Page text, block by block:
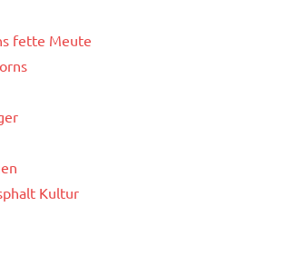
fette Meute
Kultur